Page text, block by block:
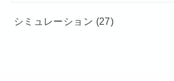
シミュレーション (27)